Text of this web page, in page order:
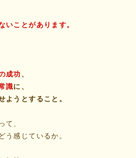
いことがあります。
成功、
識に、
ようとすること。
て、
う感じているか。